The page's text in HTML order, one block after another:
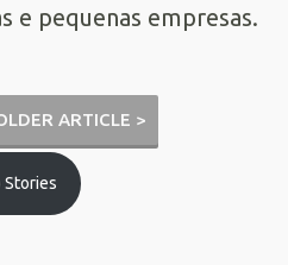
e pequenas empresas.
ARTICLE >
Stories